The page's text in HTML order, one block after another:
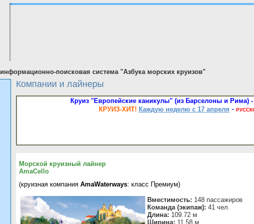
информационно-поисковая система "Азбука морских круизов"
Компании и лайнеры
Круиз "Европейские каникулы" (из Барселоны и Рима)
КРУИЗ-ХИТ! Каждую неделю с 17 апреля -
Морской круизный лайнер
AmaCello
(круизная компания AmaWaterways: класс Премиум)
Вместимость: 148 пассажиров
Команда (экипаж): 41 чел.
Длина: 109.72 м
Ширина: 11.58 м